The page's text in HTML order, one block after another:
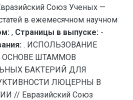
Союз Ученых —
в ежемесячном научном
, Страницы в выпуске: -
. ИСПОЛЬЗОВАНИЕ
ОСНОВЕ ШТАММОВ
БАКТЕРИЙ ДЛЯ
ЛЮЦЕРНЫ В
// Евразийский Союз